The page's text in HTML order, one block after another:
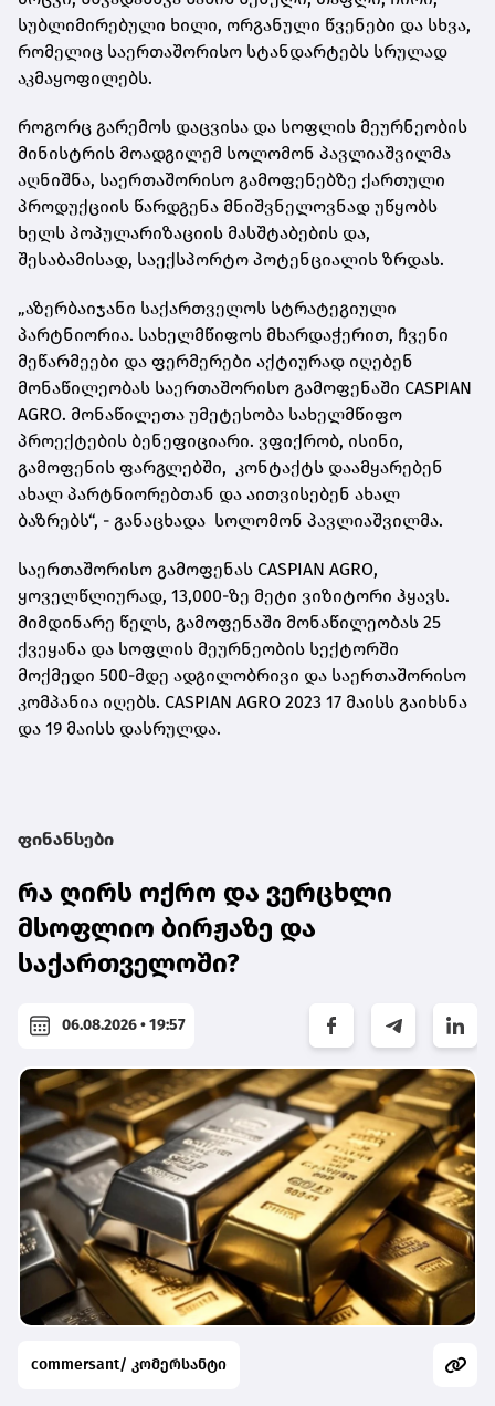
სუბლიმირებული ხილი, ორგანული წვენები და სხვა,
რომელიც საერთაშორისო სტანდარტებს სრულად
აკმაყოფილებს.
როგორც გარემოს დაცვისა და სოფლის მეურნეობის
მინისტრის მოადგილემ სოლომონ პავლიაშვილმა
აღნიშნა, საერთაშორისო გამოფენებზე ქართული
პროდუქციის წარდგენა მნიშვნელოვნად უწყობს
ხელს პოპულარიზაციის მასშტაბების და,
შესაბამისად, საექსპორტო პოტენციალის ზრდას.
„აზერბაიჯანი საქართველოს სტრატეგიული
პარტნიორია. სახელმწიფოს მხარდაჭერით, ჩვენი
მეწარმეები და ფერმერები აქტიურად იღებენ
მონაწილეობას საერთაშორისო გამოფენაში CASPIAN
AGRO. მონაწილეთა უმეტესობა სახელმწიფო
პროექტების ბენეფიციარი. ვფიქრობ, ისინი,
გამოფენის ფარგლებში, კონტაქტს დაამყარებენ
ახალ პარტნიორებთან და აითვისებენ ახალ
ბაზრებს“, - განაცხადა სოლომონ პავლიაშვილმა.
საერთაშორისო გამოფენას CASPIAN AGRO,
ყოველწლიურად, 13,000-ზე მეტი ვიზიტორი ჰყავს.
მიმდინარე წელს, გამოფენაში მონაწილეობას 25
ქვეყანა და სოფლის მეურნეობის სექტორში
მოქმედი 500-მდე ადგილობრივი და საერთაშორისო
კომპანია იღებს. CASPIAN AGRO 2023 17 მაისს გაიხსნა
და 19 მაისს დასრულდა.
ფინანსები
რა ღირს ოქრო და ვერცხლი
მსოფლიო ბირჟაზე და
საქართველოში?
06.08.2026 • 19:57
commersant/ კომერსანტი